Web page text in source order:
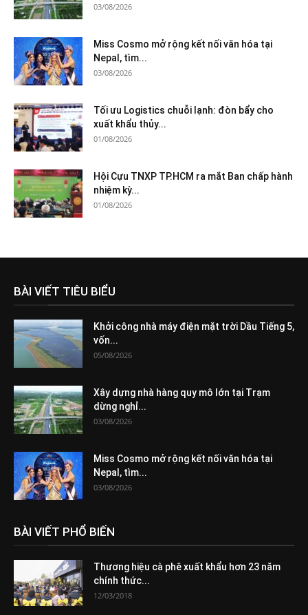
03/08/2026
Miss Cosmo mở rộng kết nối văn hóa tại
Nepal, tìm...
03/08/2026
Tối ưu Logistics chuỗi lạnh: đòn bẩy cho
xuất khẩu thủy...
01/08/2026
Hội Cựu TNXP TP.HCM ra mắt Ban chấp hành
nhiệm kỳ...
01/08/2026
BÀI VIẾT TIÊU BIỂU
Khởi công nhà máy điện mặt trời Dầu Tiếng 5,
vốn...
05/08/2026
Xây dựng nhà hàng quy mô lớn tại Trạm
dừng nghỉ...
03/08/2026
Miss Cosmo mở rộng kết nối văn hóa tại
Nepal, tìm...
03/08/2026
BÀI VIẾT PHỔ BIẾN
Thương hiệu cà phê xuất khẩu hơn 23 năm
chính thức...
12/03/2018